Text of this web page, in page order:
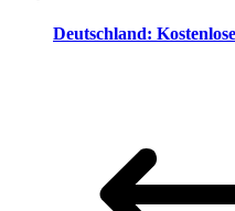
Deutschland: